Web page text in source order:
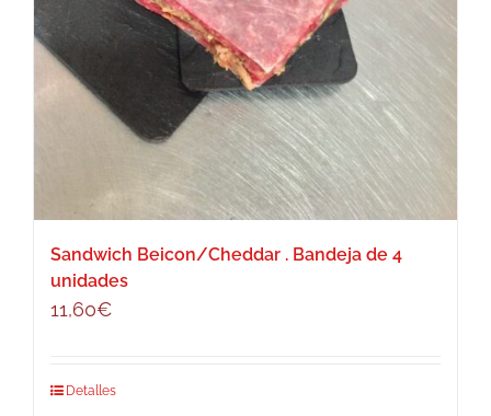
Sandwich Beicon/Cheddar . Bandeja de 4
unidades
11,60€
Detalles